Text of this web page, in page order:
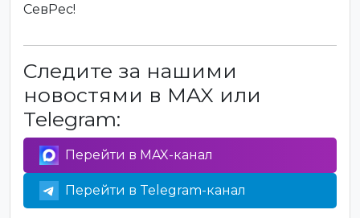
СевРес!
Следите за нашими
новостями в MAX или
Telegram:
Перейти в MAX-канал
Перейти в Telegram-канал